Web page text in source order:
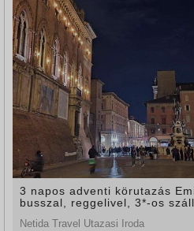
3 napos adventi körutazás
busszal, reggelivel, 3*-os
Netida Travel Utazasi Iroda